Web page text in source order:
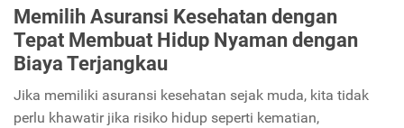
Memilih Asuransi Kesehatan dengan
Tepat Membuat Hidup Nyaman dengan
Biaya Terjangkau
Jika memiliki asuransi kesehatan sejak muda, kita tidak
perlu khawatir jika risiko hidup seperti kematian,